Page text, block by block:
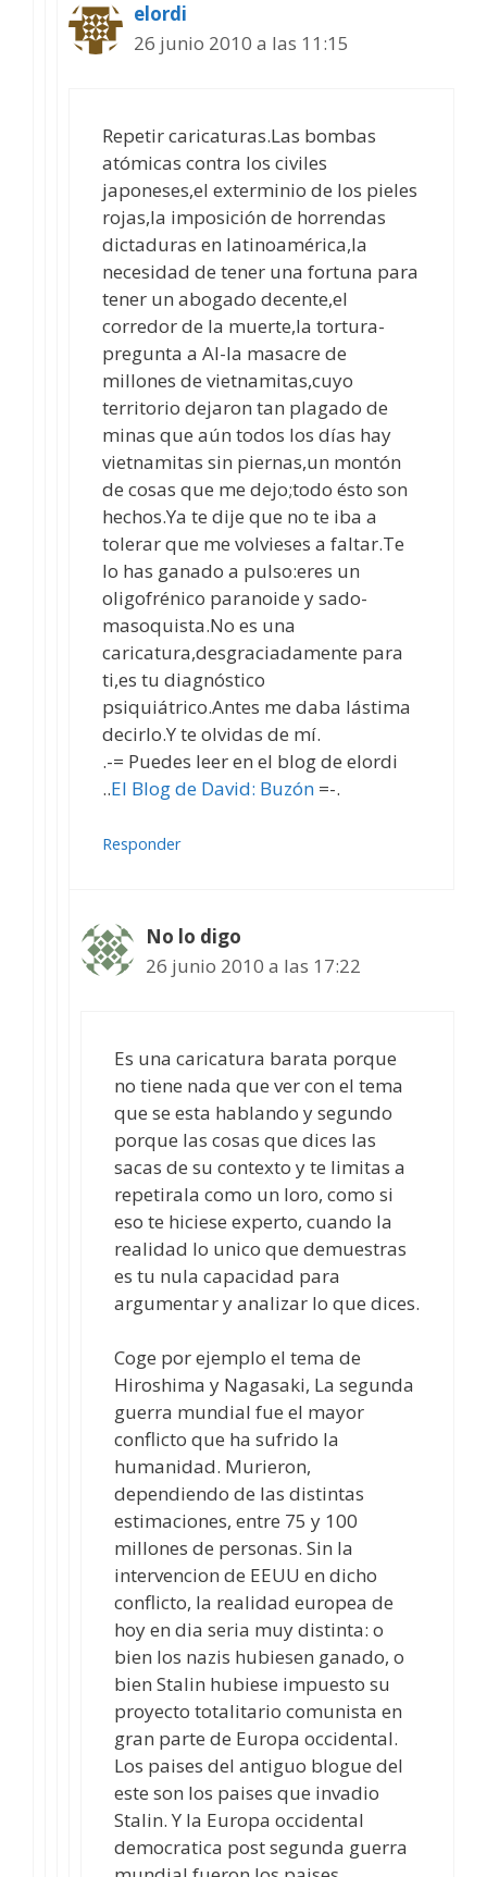
elordi
26 junio 2010 a las 11:15
Repetir caricaturas.Las bombas
atómicas contra los civiles
japoneses,el exterminio de los pieles
rojas,la imposición de horrendas
dictaduras en latinoamérica,la
necesidad de tener una fortuna para
tener un abogado decente,el
corredor de la muerte,la tortura-
pregunta a AI-la masacre de
millones de vietnamitas,cuyo
territorio dejaron tan plagado de
minas que aún todos los días hay
vietnamitas sin piernas,un montón
de cosas que me dejo;todo ésto son
hechos.Ya te dije que no te iba a
tolerar que me volvieses a faltar.Te
lo has ganado a pulso:eres un
oligofrénico paranoide y sado-
masoquista.No es una
caricatura,desgraciadamente para
ti,es tu diagnóstico
psiquiátrico.Antes me daba lástima
decirlo.Y te olvidas de mí.
.-= Puedes leer en el blog de elordi
..El Blog de David: Buzón =-.
Responder
No lo digo
26 junio 2010 a las 17:22
Es una caricatura barata porque
no tiene nada que ver con el tema
que se esta hablando y segundo
porque las cosas que dices las
sacas de su contexto y te limitas a
repetirala como un loro, como si
eso te hiciese experto, cuando la
realidad lo unico que demuestras
es tu nula capacidad para
argumentar y analizar lo que dices.
Coge por ejemplo el tema de
Hiroshima y Nagasaki, La segunda
guerra mundial fue el mayor
conflicto que ha sufrido la
humanidad. Murieron,
dependiendo de las distintas
estimaciones, entre 75 y 100
millones de personas. Sin la
intervencion de EEUU en dicho
conflicto, la realidad europea de
hoy en dia seria muy distinta: o
bien los nazis hubiesen ganado, o
bien Stalin hubiese impuesto su
proyecto totalitario comunista en
gran parte de Europa occidental.
Los paises del antiguo blogue del
este son los paises que invadio
Stalin. Y la Europa occidental
democratica post segunda guerra